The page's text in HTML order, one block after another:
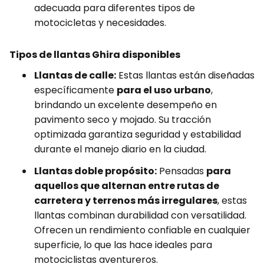
adecuada para diferentes tipos de
motocicletas y necesidades.
Tipos de llantas Ghira disponibles
Llantas de calle: Estas llantas están diseñadas
específicamente para el uso urbano,
brindando un excelente desempeño en
pavimento seco y mojado. Su tracción
optimizada garantiza seguridad y estabilidad
durante el manejo diario en la ciudad.
Llantas doble propósito: Pensadas para
aquellos que alternan entre rutas de
carretera y terrenos más irregulares, estas
llantas combinan durabilidad con versatilidad.
Ofrecen un rendimiento confiable en cualquier
superficie, lo que las hace ideales para
motociclistas aventureros.